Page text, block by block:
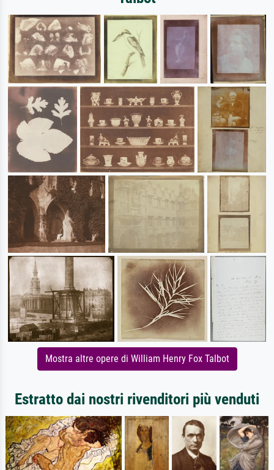
Mostra altre opere di William Henry Fox Talbot
Estratto dai nostri rivenditori più venduti